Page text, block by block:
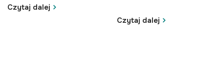
Czytaj dalej
Czytaj dalej